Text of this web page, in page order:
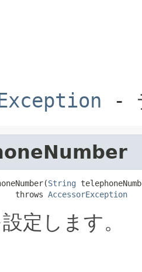
-
String
throws
AccessorException
定します。